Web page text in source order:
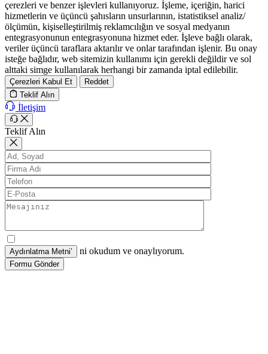
çerezleri ve benzer işlevleri kullanıyoruz. İşleme, içeriğin, harici
hizmetlerin ve üçüncü şahısların unsurlarının, istatistiksel analiz/
ölçümün, kişiselleştirilmiş reklamcılığın ve sosyal medyanın
entegrasyonunun entegrasyonuna hizmet eder. İşleve bağlı olarak,
veriler üçüncü taraflara aktarılır ve onlar tarafından işlenir. Bu onay
isteğe bağlıdır, web sitemizin kullanımı için gerekli değildir ve sol
alttaki simge kullanılarak herhangi bir zamanda iptal edilebilir.
Çerezleri Kabul Et
Reddet
Teklif Alın
İletişim
Teklif Alın
ni okudum ve onaylıyorum.
Formu Gönder